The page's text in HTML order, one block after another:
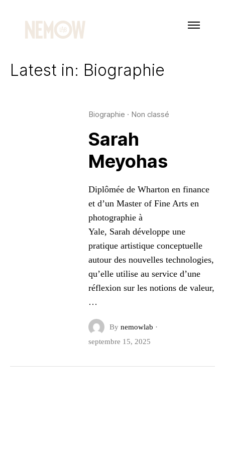
Latest in: Biographie
Biographie · Non classé
Sarah
Meyohas
Diplômée de Wharton en finance
et d’un Master of Fine Arts en
photographie à
Yale, Sarah développe une
pratique artistique conceptuelle
autour des nouvelles technologies,
qu’elle utilise au service d’une
réflexion sur les notions de valeur,
…
By nemowlab ·
septembre 15, 2025